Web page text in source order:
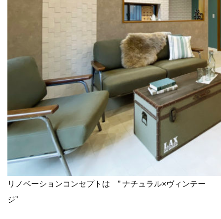
リノベーションコンセプトは ” ナチュラル×ヴィンテー
ジ”